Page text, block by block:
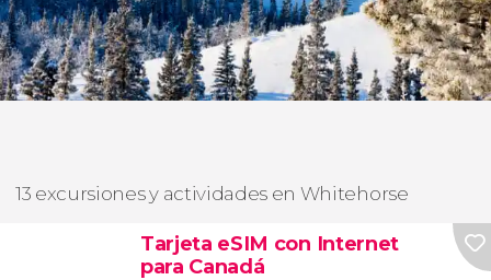
13 excursiones y actividades en Whitehorse
Tarjeta eSIM con Internet
para Canadá